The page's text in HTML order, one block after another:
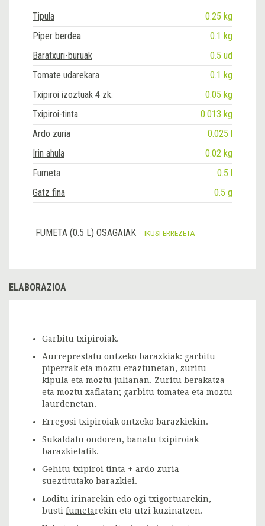
Tipula
0.25 kg
Piper berdea
0.1 kg
Baratxuri-buruak
0.5 ud
Tomate udarekara
0.1 kg
Txipiroi izoztuak 4 zk.
0.05 kg
Txipiroi-tinta
0.013 kg
Ardo zuria
0.025 l
Irin ahula
0.02 kg
Fumeta
0.5 l
Gatz fina
0.5 g
FUMETA (0.5 L) OSAGAIAK IKUSI ERREZETA
ELABORAZIOA
Garbitu txipiroiak.
Aurreprestatu ontzeko barazkiak: garbitu
piperrak eta moztu eraztunetan, zuritu
kipula eta moztu julianan. Zuritu berakatza
eta moztu xaflatan; garbitu tomatea eta moztu
laurdenetan.
Erregosi txipiroiak ontzeko barazkiekin.
Sukaldatu ondoren, banatu txipiroiak
barazkietatik.
Gehitu txipiroi tinta + ardo zuria
sueztitutako barazkiei.
Loditu irinarekin edo ogi txigortuarekin,
busti fumetarekin eta utzi kuzinatzen.